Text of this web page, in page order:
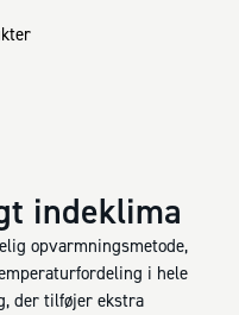
indeklima
opvarmningsmetode,
i hele
der tilføjer ekstra